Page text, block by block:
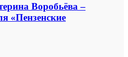
Воробьёва –
«Пензенские